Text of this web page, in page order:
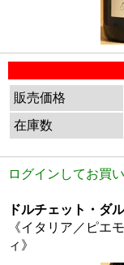
販売価格
在庫数
ログインしてお買
ドルチェット・ダ
《イタリア／ピエ
ィ》